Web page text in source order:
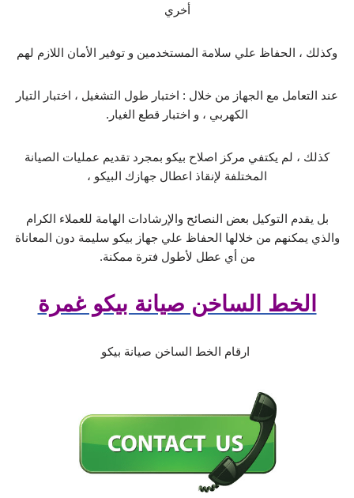
أخري
وكذلك ، الحفاظ علي سلامة المستخدمين و توفير الأمان اللازم لهم
عند التعامل مع الجهاز من خلال : اختبار طول التشغيل ، اختبار التيار
الكهربي ، و اختبار قطع الغيار.
كذلك ، لم يكتفي مركز اصلاح بيكو بمجرد تقديم عمليات الصيانة
المختلفة لإنقاذ اعطال جهازك البيكو ،
بل يقدم التوكيل بعض النصائح والإرشادات الهامة للعملاء الكرام
والذي يمكنهم من خلالها الحفاظ علي جهاز بيكو سليمة دون المعاناة
من أي عطل لأطول فترة ممكنة.
الخط الساخن صيانة بيكو غمرة
ارقام الخط الساخن صيانة بيكو